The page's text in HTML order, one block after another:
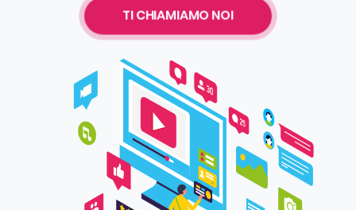
TI CHIAMIAMO NOI